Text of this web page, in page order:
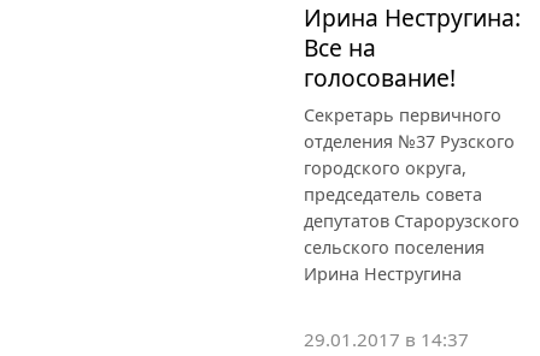
Ирина Нестругина:
Все на
голосование!
Секретарь первичного
отделения №37 Рузского
городского округа,
председатель совета
депутатов Старорузского
сельского поселения
Ирина Нестругина
29.01.2017 в 14:37